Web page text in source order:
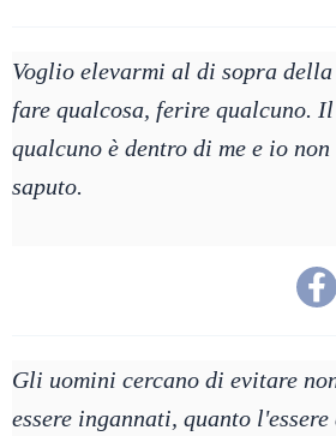
Voglio elevarmi al di sopra
fare qualcosa, ferire qualcuno.
qualcuno è dentro di me e io non
saputo.
Gli uomini cercano di evitare
essere ingannati, quanto